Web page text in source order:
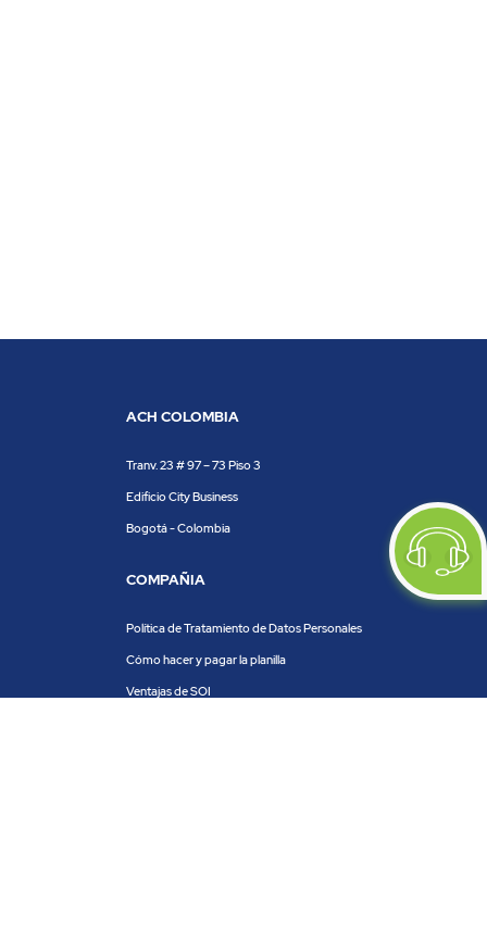
ACH COLOMBIA
Tranv. 23 # 97 – 73 Piso 3
Edificio City Business
Bogotá - Colombia
COMPAÑIA
Política de Tratamiento de Datos Personales
Cómo hacer y pagar la planilla
Ventajas de SOI